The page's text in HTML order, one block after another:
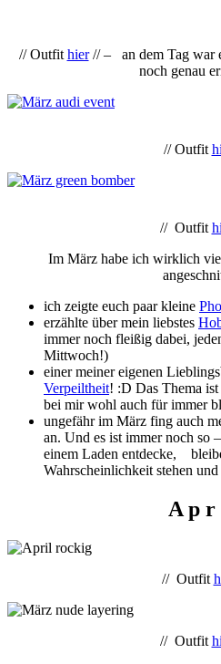
// Outfit hier// – an dem Tag war
noch genau
// Outfit
// Outfit
Im März habe ich wirklich
ich zeigte euch paar kleine
erzählte über mein liebstes
immer noch fleißig dabei,
Mittwoch!)
einer meiner eigenen
Verpeiltheit! :D Das Thema
bei mir wohl auch für immer
ungefähr im März fing auch
an. Und es ist immer noch so
einem Laden entdecke,
Wahrscheinlichkeit stehen
A p r
// Outfit
// Outfit